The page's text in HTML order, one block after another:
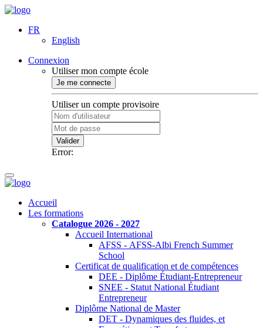
FR
English
Connexion
Utiliser mon compte école
Je me connecte
Utiliser un compte provisoire
Valider
Error:
Accueil
Les formations
Catalogue 2026 - 2027
Accueil International
AFSS - AFSS-Albi French Summer
School
Certificat de qualification et de compétences
DEE - Diplôme Étudiant-Entrepreneur
SNEE - Statut National Étudiant
Entrepreneur
Diplôme National de Master
DET - Dynamiques des fluides, et